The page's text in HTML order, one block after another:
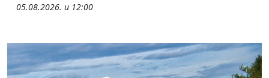
05.08.2026. u 12:00